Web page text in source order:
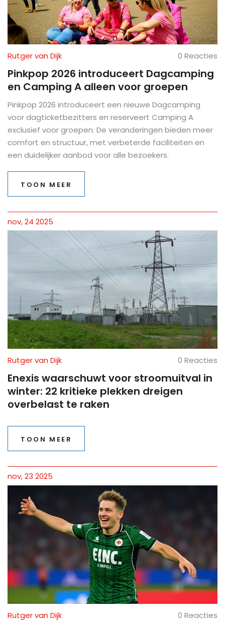
Rutger van Dijk 0 Reacties
Pinkpop 2026 introduceert Dagcamping
en Camping A alleen voor groepen
Pinkpop 2026 introduceert een nieuwe Dagcamping
voor dagticketbezitters en reserveert Camping A
exclusief voor groepen. De veranderingen bieden meer
comfort en structuur, met verbeterde faciliteiten en
een duidelijker aanbod voor alle bezoekers.
TOON MEER
nov, 24 2025
Rutger van Dijk 0 Reacties
Enexis waarschuwt voor stroomuitval in
winter: 22 kritieke plekken dreigen
overbelast te raken
TOON MEER
nov, 23 2025
Rutger van Dijk 0 Reacties